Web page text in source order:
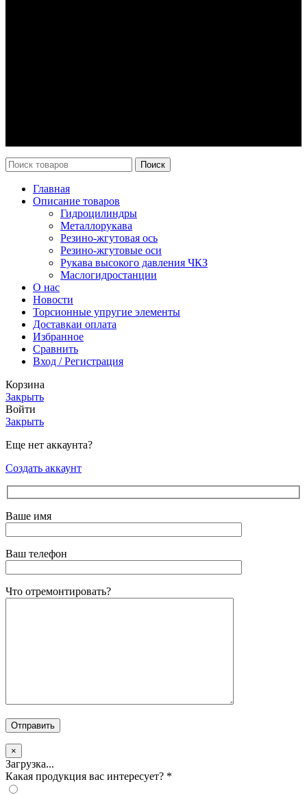
Поиск
Главная
Описание товаров
Гидроцилиндры
Металлорукава
Резино-жгутовая ось
Резино-жгутовые оси
Рукава высокого давления ЧКЗ
Маслогидростанции
О нас
Новости
Торсионные упругие элементы
Доставкаи оплата
Избранное
Сравнить
Вход / Регистрация
Корзина
Закрыть
Войти
Закрыть
Еще нет аккаунта?
Создать аккаунт
Ваше имя
Ваш телефон
Что отремонтировать?
×
Загрузка...
Какая продукция вас интересует? *